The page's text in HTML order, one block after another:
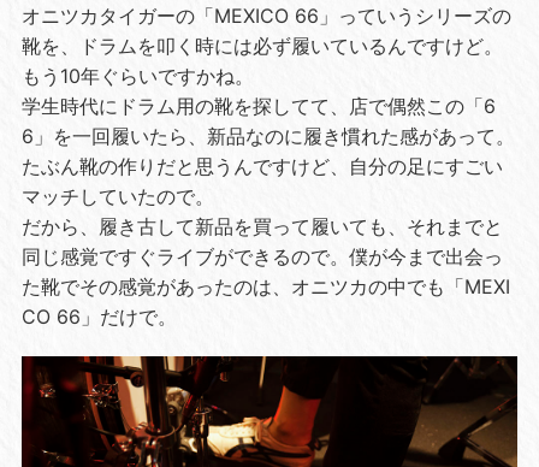
オニツカタイガーの「MEXICO 66」っていうシリーズの
靴を、ドラムを叩く時には必ず履いているんですけど。
もう10年ぐらいですかね。
学生時代にドラム用の靴を探してて、店で偶然この「6
6」を一回履いたら、新品なのに履き慣れた感があって。
たぶん靴の作りだと思うんですけど、自分の足にすごい
マッチしていたので。
だから、履き古して新品を買って履いても、それまでと
同じ感覚ですぐライブができるので。僕が今まで出会っ
た靴でその感覚があったのは、オニツカの中でも「MEXI
CO 66」だけで。